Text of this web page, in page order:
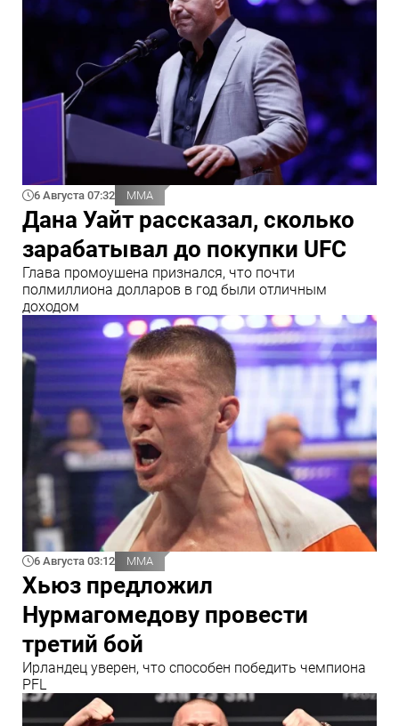
6 Августа 07:32 ММА
Дана Уайт рассказал, сколько
зарабатывал до покупки UFC
Глава промоушена признался, что почти
полмиллиона долларов в год были отличным
доходом
6 Августа 03:12 ММА
Хьюз предложил
Нурмагомедову провести
третий бой
Ирландец уверен, что способен победить чемпиона
PFL